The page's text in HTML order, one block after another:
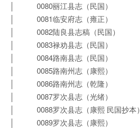
│ 0080丽江县志（民国）
│ 0081临安府志（雍正）
│ 0082陆良县志稿（民国）
│ 0083禄劝县志（民国）
│ 0084路南县志（民国）
│ 0085路南州志（康熙）
│ 0086路南州志（乾隆）
│ 0087罗次县志（光绪）
│ 0088罗次县志（康熙 民国抄本）
│ 0089罗次县志（康熙）